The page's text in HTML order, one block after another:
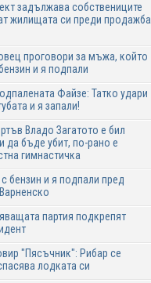
задължава собствениците
жилищата си преди продажба
проговори за мъжа, който
и я подпали
Файзе: Татко удари
и я запали!
Владо Загатото е бил
да бъде убит, по-рано е
гимнастичка
бензин и я подпали пред
партия подкрепят
"Пясъчник": Рибар се
лодката си